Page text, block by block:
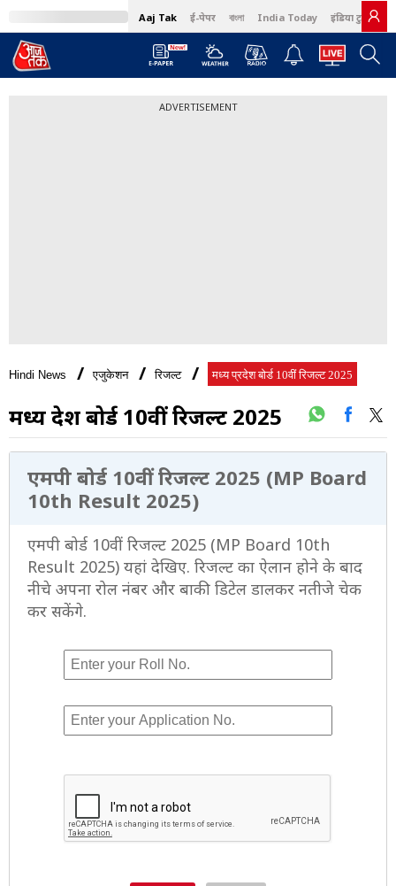
Aaj Tak ई-पेपर বাংলা India Today इंडिया टुडे हिंदी
ADVERTISEMENT
Hindi News एजुकेशन रिजल्ट मध्य प्रदेश बोर्ड 10वीं रिजल्ट 2025
मध्य प्रदेश बोर्ड 10वीं रिजल्ट 2025
एमपी बोर्ड 10वीं रिजल्‍ट 2025 (MP Board
10th Result 2025)
एमपी बोर्ड 10वीं रिजल्‍ट 2025 (MP Board 10th
Result 2025) यहां देखिए. रिजल्ट का ऐलान होने के बाद
नीचे अपना रोल नंबर और बाकी डिटेल डालकर नतीजे चेक
कर सकेंगे.